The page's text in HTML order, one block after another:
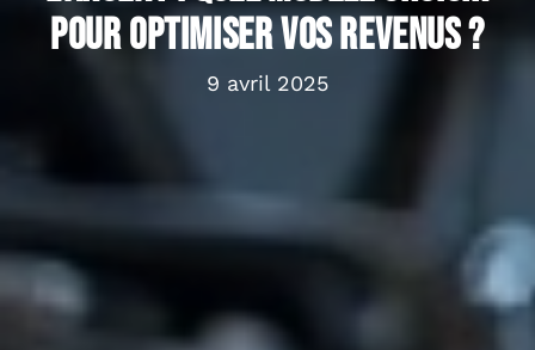
pour optimiser vos revenus ?
9 avril 2025